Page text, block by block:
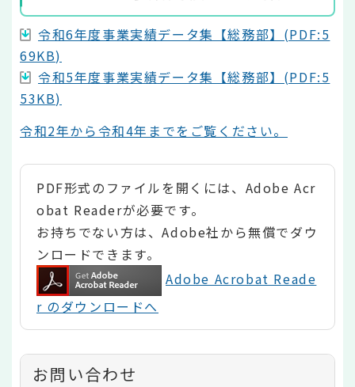
令和6年度事業実績データ集【総務部】(PDF:5
69KB)
令和5年度事業実績データ集【総務部】(PDF:5
53KB)
令和2年から令和4年までをご覧ください。
PDF形式のファイルを開くには、Adobe Acr
obat Readerが必要です。
お持ちでない方は、Adobe社から無償でダウ
ンロードできます。
Adobe Acrobat Reade
r のダウンロードへ
お問い合わせ